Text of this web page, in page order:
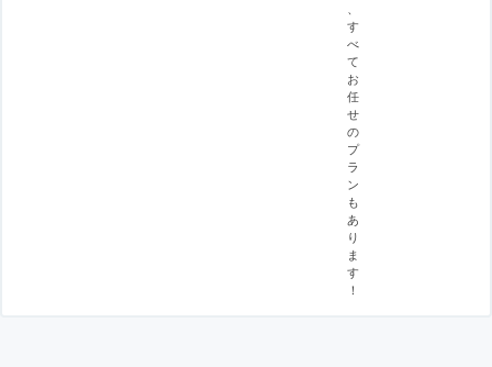
す
べ
て
お
任
せ
の
プ
ラ
ン
も
あ
り
ま
す
！